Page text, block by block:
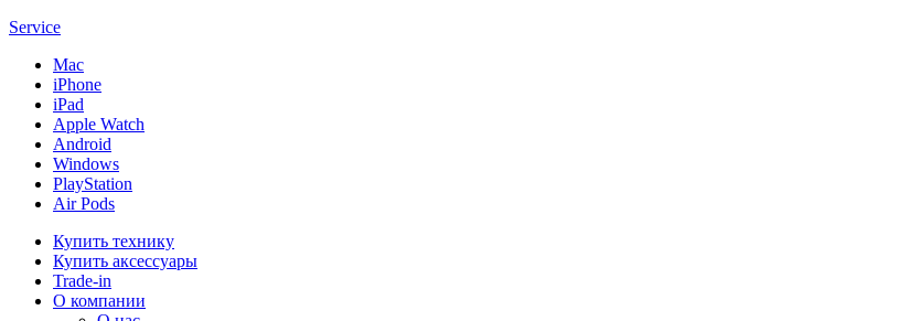
Service
Mac
iPhone
iPad
Apple Watch
Android
Windows
PlayStation
Air Pods
Купить технику
Купить аксессуары
Trade-in
О компании